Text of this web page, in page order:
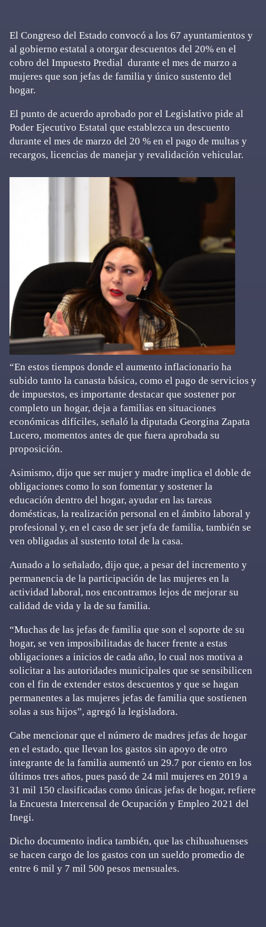
El Congreso del Estado convocó a los 67 ayuntamientos y
al gobierno estatal a otorgar descuentos del 20% en el
cobro del Impuesto Predial durante el mes de marzo a
mujeres que son jefas de familia y único sustento del
hogar.
El punto de acuerdo aprobado por el Legislativo pide al
Poder Ejecutivo Estatal que establezca un descuento
durante el mes de marzo del 20 % en el pago de multas y
recargos, licencias de manejar y revalidación vehicular.
“En estos tiempos donde el aumento inflacionario ha
subido tanto la canasta básica, como el pago de servicios y
de impuestos, es importante destacar que sostener por
completo un hogar, deja a familias en situaciones
económicas difíciles, señaló la diputada Georgina Zapata
Lucero, momentos antes de que fuera aprobada su
proposición.
Asimismo, dijo que ser mujer y madre implica el doble de
obligaciones como lo son fomentar y sostener la
educación dentro del hogar, ayudar en las tareas
domésticas, la realización personal en el ámbito laboral y
profesional y, en el caso de ser jefa de familia, también se
ven obligadas al sustento total de la casa.
Aunado a lo señalado, dijo que, a pesar del incremento y
permanencia de la participación de las mujeres en la
actividad laboral, nos encontramos lejos de mejorar su
calidad de vida y la de su familia.
“Muchas de las jefas de familia que son el soporte de su
hogar, se ven imposibilitadas de hacer frente a estas
obligaciones a inicios de cada año, lo cual nos motiva a
solicitar a las autoridades municipales que se sensibilicen
con el fin de extender estos descuentos y que se hagan
permanentes a las mujeres jefas de familia que sostienen
solas a sus hijos”, agregó la legisladora.
Cabe mencionar que el número de madres jefas de hogar
en el estado, que llevan los gastos sin apoyo de otro
integrante de la familia aumentó un 29.7 por ciento en los
últimos tres años, pues pasó de 24 mil mujeres en 2019 a
31 mil 150 clasificadas como únicas jefas de hogar, refiere
la Encuesta Intercensal de Ocupación y Empleo 2021 del
Inegi.
Dicho documento indica también, que las chihuahuenses
se hacen cargo de los gastos con un sueldo promedio de
entre 6 mil y 7 mil 500 pesos mensuales.